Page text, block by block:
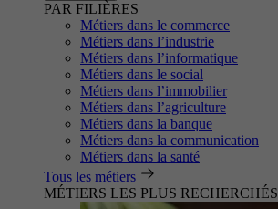
PAR FILIÈRES
Métiers dans le commerce
Métiers dans l’industrie
Métiers dans l’informatique
Métiers dans le social
Métiers dans l’immobilier
Métiers dans l’agriculture
Métiers dans la banque
Métiers dans la communication
Métiers dans la santé
Tous les métiers
MÉTIERS LES PLUS RECHERCHÉS